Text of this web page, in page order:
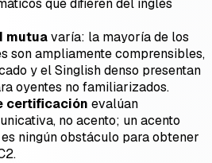
mutuavaría: la mayoría de los
son ampliamente comprensibles,
y el Singlish denso presentan
oyentes no familiarizados.
certificación evalúan
no acento; un acento
ningún obstáculo para obtener